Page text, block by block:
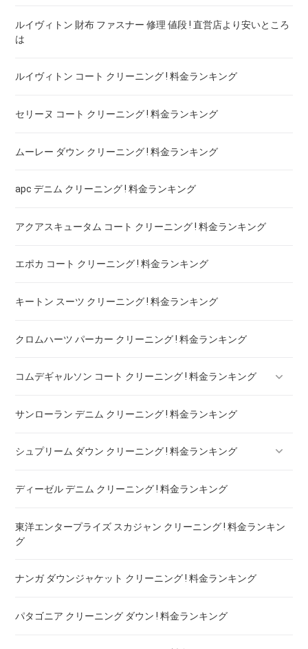
ルイヴィトン 財布 ファスナー 修理 値段 ! 直営店より安いところ
は
ルイヴィトン コート クリーニング ! 料金ランキング
セリーヌ コート クリーニング ! 料金ランキング
ムーレー ダウン クリーニング ! 料金ランキング
apc デニム クリーニング ! 料金ランキング
アクアスキュータム コート クリーニング ! 料金ランキング
エポカ コート クリーニング ! 料金ランキング
キートン スーツ クリーニング ! 料金ランキング
クロムハーツ パーカー クリーニング ! 料金ランキング
コムデギャルソン コート クリーニング ! 料金ランキング
コムデギャルソン シャツ クリーニング ! どこがいい
サンローラン デニム クリーニング ! 料金ランキング
シュプリーム ダウン クリーニング ! 料金ランキング
シュプリーム パーカー クリーニング ! 料金ランキング
ディーゼル デニム クリーニング ! 料金ランキング
東洋エンタープライズ スカジャン クリーニング ! 料金ランキン
グ
ナンガ ダウンジャケット クリーニング ! 料金ランキング
パタゴニア クリーニング ダウン ! 料金ランキング